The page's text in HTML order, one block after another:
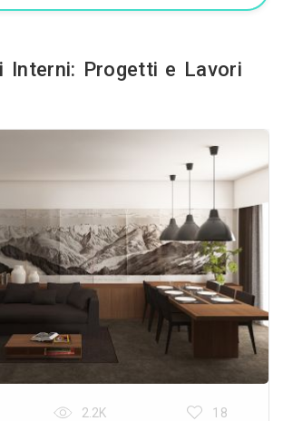
Interni: Progetti e Lavori
2.2K 18